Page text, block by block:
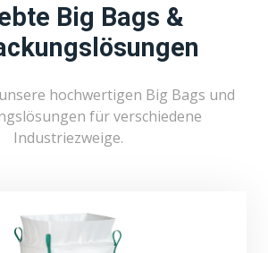
Big Bags &
hochwertigen Big Bags und
für verschiedene
Industriezweige.